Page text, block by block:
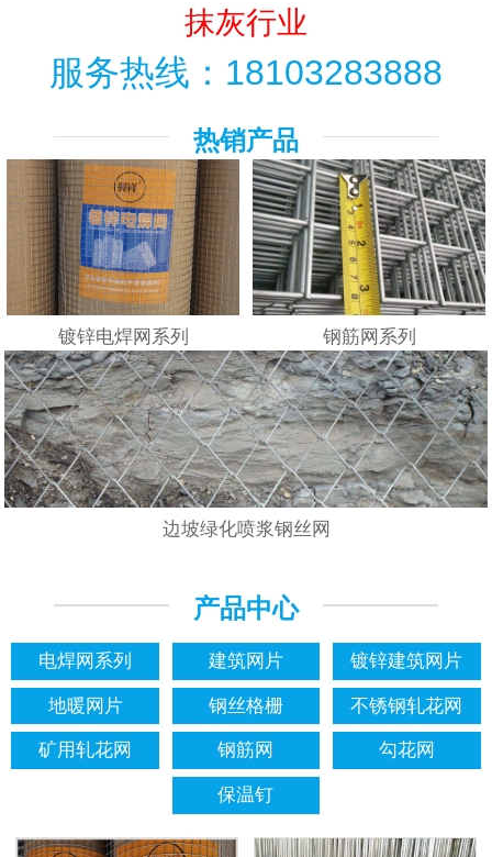
抹灰行业
服务热线：18103283888
热销产品
镀锌电焊网系列 钢筋网系列
边坡绿化喷浆钢丝网
产品中心
电焊网系列 建筑网片 镀锌建筑网片
地暖网片 钢丝格栅 不锈钢轧花网
矿用轧花网 钢筋网 勾花网
保温钉